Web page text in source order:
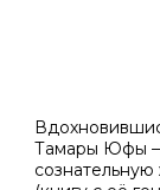
Тамары Юфы —